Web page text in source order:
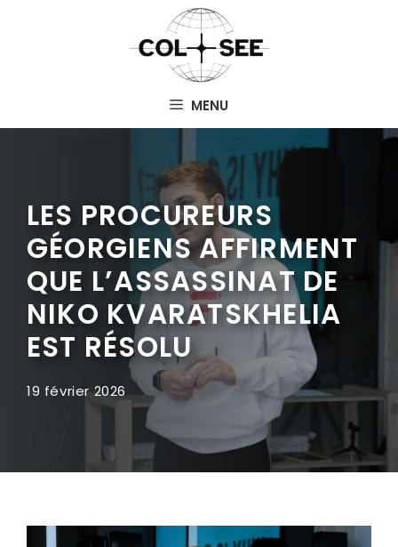
MENU
LES PROCUREURS
GÉORGIENS AFFIRMENT
QUE L’ASSASSINAT DE
NIKO KVARATSKHELIA
EST RÉSOLU
19 février 2026